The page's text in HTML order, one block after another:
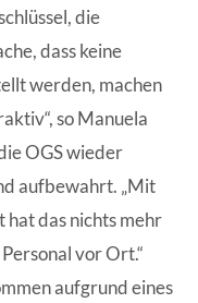
die
dass keine
werden, machen
so Manuela
OGS wieder
aufbewahrt. „Mit
das nichts mehr
vor Ort.“
aufgrund eines